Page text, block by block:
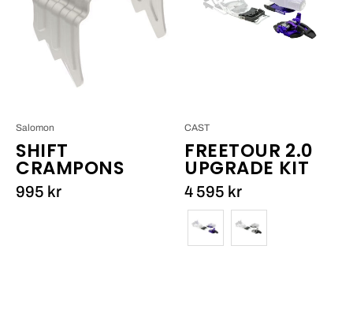
SHIFT
CRAMPONS
Salomon
995 kr
UPGRADE
KIT_1
FREETOUR 2.0
UPGRADE KIT
CAST
4 595 kr